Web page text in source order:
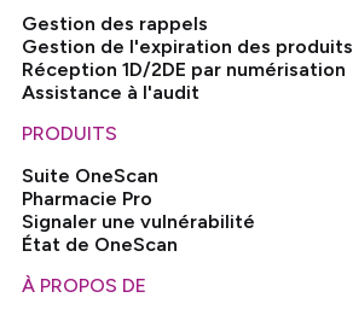
Gestion des rappels
Gestion de l'expiration des produits
Réception 1D/2DE par numérisation
Assistance à l'audit
PRODUITS
Suite OneScan
Pharmacie Pro
Signaler une vulnérabilité
État de OneScan
À PROPOS DE